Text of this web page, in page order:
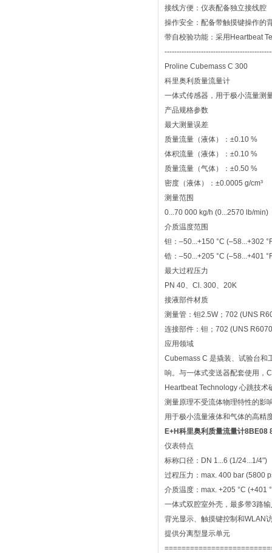
接线方便：仪表配备独立接线腔
操作安全：配备带触摸键操作的
带自校验功能：采用Heartbeat
Proline Cubemass C 300
科里奥利质量流量计
一体式传感器，用于极小流量测
产品规格参数
最大测量误差
质量流量（液体）：±0.10 %
体积流量（液体）：±0.10 %
质量流量（气体）：±0.50 %
密度（液体）：±0.0005 g/cm³
测量范围
0...70 000 kg/h (0...2570 lb/min)
介质温度范围
钽：–50...+150 °C (–58...+302
锆：–50...+205 °C (–58...+401
最大过程压力
PN 40、Cl. 300、20K
接液部件材质
测量管：钽2.5W；702 (UNS
连接部件：钽；702 (UNS
应用领域
Cubemass C 是撬装、试验台和
响。与一体式变送器配套使用，
Heartbeat Technology 心跳技术
测量原理不受流体物理特性的影
用于极小流量液体和气体的高精
E+H科里奥利质量流量计8BE08
仪表特点
标称口径：DN 1...6 (1/24...1/4")
过程压力：max. 400 bar (5800
介质温度：max. +205 °C (+401
一体式双腔室外壳，最多带3路
背光显示、触摸键控制和WLAN
提供分离型显示单元